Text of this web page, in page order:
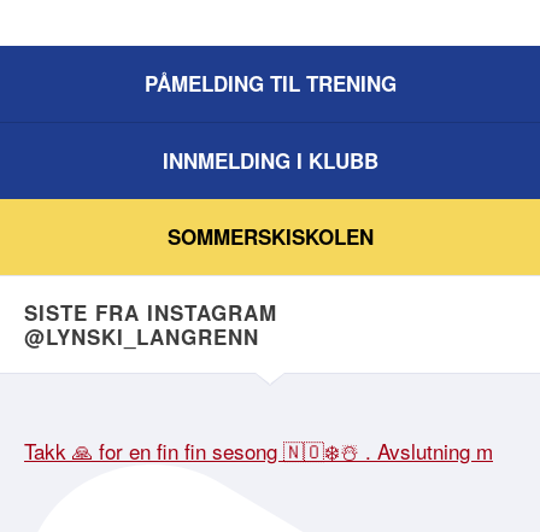
PÅMELDING TIL TRENING
INNMELDING I KLUBB
SOMMERSKISKOLEN
SISTE FRA INSTAGRAM
@LYNSKI_LANGRENN
Takk 🙏 for en fin fin sesong 🇳🇴❄️☃️ . Avslutning m